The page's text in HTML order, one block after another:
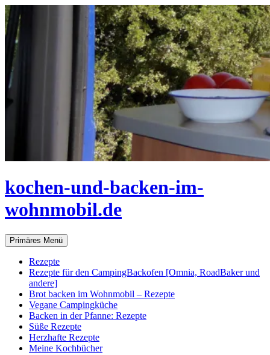
Zum
Inhalt
springen
kochen-und-backen-im-
wohnmobil.de
Suchen
Primäres Menü
Rezepte
Rezepte für den CampingBackofen [Omnia, RoadBaker und
andere]
Brot backen im Wohnmobil – Rezepte
Vegane Campingküche
Backen in der Pfanne: Rezepte
Süße Rezepte
Herzhafte Rezepte
Meine Kochbücher